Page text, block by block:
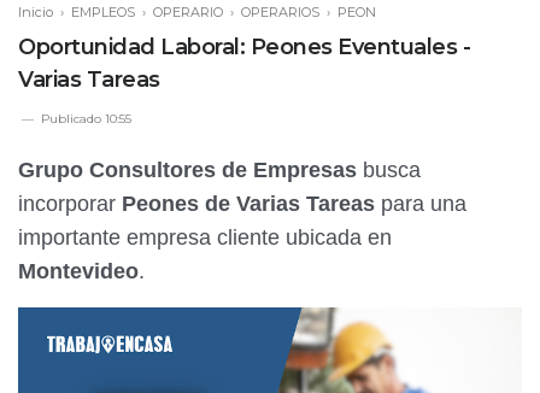
Inicio › EMPLEOS › OPERARIO › OPERARIOS › PEON
Oportunidad Laboral: Peones Eventuales -
Varias Tareas
Publicado 10:55
Grupo Consultores de Empresas busca
incorporar Peones de Varias Tareas para una
importante empresa cliente ubicada en
Montevideo.